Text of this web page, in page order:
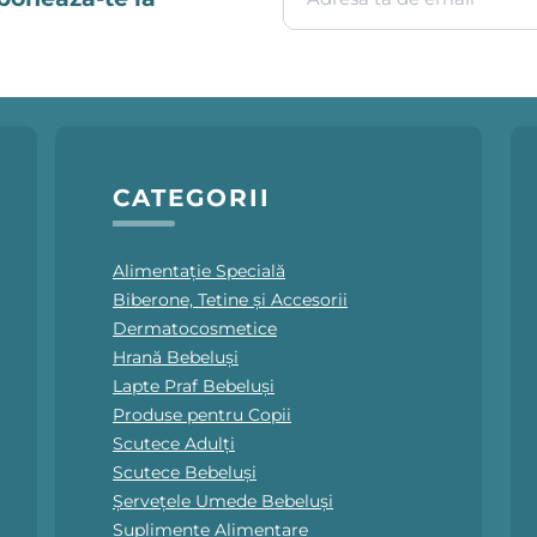
CATEGORII
Alimentație Specială
Biberone, Tetine și Accesorii
Dermatocosmetice
Hrană Bebeluși
Lapte Praf Bebeluși
Produse pentru Copii
Scutece Adulți
Scutece Bebeluși
Șervețele Umede Bebeluși
Suplimente Alimentare